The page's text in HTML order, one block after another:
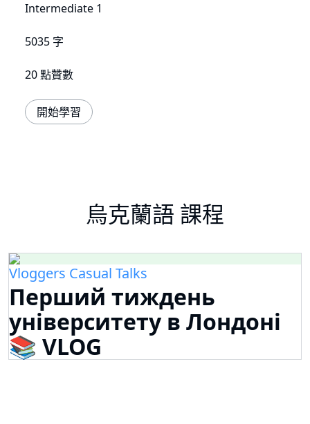
Intermediate 1
5035 字
20 點贊數
開始學習
烏克蘭語 課程
Vloggers Casual Talks
Перший тиждень
університету в Лондоні
📚 VLOG